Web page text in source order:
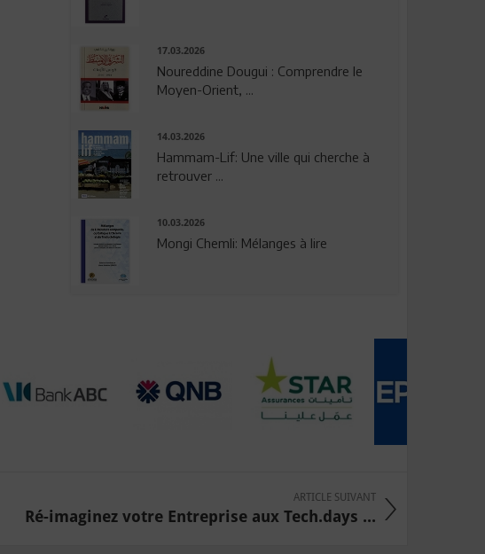
17.03.2026
Noureddine Dougui : Comprendre le
Moyen-Orient, ...
14.03.2026
Hammam-Lif: Une ville qui cherche à
retrouver ...
10.03.2026
Mongi Chemli: Mélanges à lire
ARTICLE SUIVANT
Ré-imaginez votre Entreprise aux Tech.days ...